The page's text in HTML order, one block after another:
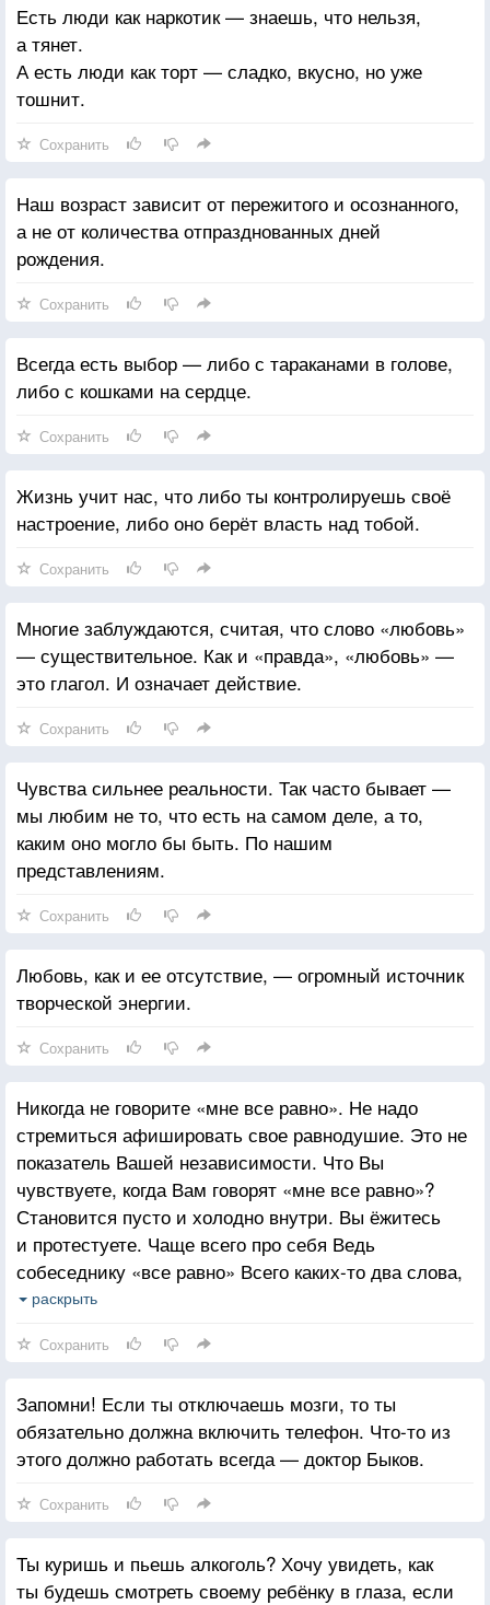
Есть люди как наркотик — знаешь, что нельзя,
а тянет.
А есть люди как торт — сладко, вкусно, но уже
тошнит.
Сохранить
Наш возраст зависит от пережитого и осознанного,
а не от количества отпразднованных дней
рождения.
Сохранить
Всегда есть выбор — либо с тараканами в голове,
либо с кошками на сердце.
Сохранить
Жизнь учит нас, что либо ты контролируешь своё
настроение, либо оно берёт власть над тобой.
Сохранить
Многие заблуждаются, считая, что слово «любовь»
— существительное. Как и «правда», «любовь» —
это глагол. И означает действие.
Сохранить
Чувства сильнее реальности. Так часто бывает —
мы любим не то, что есть на самом деле, а то,
каким оно могло бы быть. По нашим
представлениям.
Сохранить
Любовь, как и ее отсутствие, — огромный источник
творческой энергии.
Сохранить
Никогда не говорите «мне все равно». Не надо
стремиться афишировать свое равнодушие. Это не
показатель Вашей независимости. Что Вы
чувствуете, когда Вам говорят «мне все равно»?
Становится пусто и холодно внутри. Вы ёжитесь
и протестуете. Чаще всего про себя Ведь
собеседнику «все равно» Всего каких-то два слова,
а как глубоко проникают они в душу, занозой
напоминая о себе. Человек не может жить без
уверенности в том, что он кому-то нужен, что его
любят. Он чахнет, переживает, замыкается в себе,
погибает. Худшее преступление, которое мы можем
совершить по отношению к людям, — это не
в этом — суть бесчеловечности. Прошу, никогда не
говорите «мне все равно».
раскрыть
Сохранить
Запомни! Если ты отключаешь мозги, то ты
обязательно должна включить телефон. Что-то из
этого должно работать всегда — доктор Быков.
Сохранить
Ты куришь и пьешь алкоголь? Хочу увидеть, как
ты будешь смотреть своему ребёнку в глаза, если